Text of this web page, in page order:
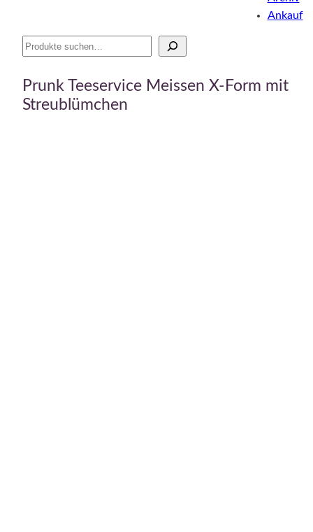
Suche
Ankauf
Prunk Teeservice Meissen X-Form mit
Streublümchen